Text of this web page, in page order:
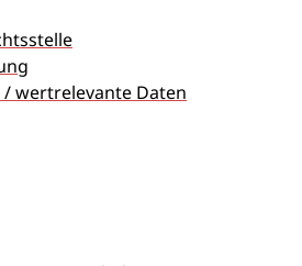
wertrelevante Daten